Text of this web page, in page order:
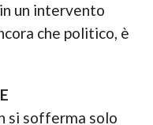
un intervento
che politico, è
si sofferma solo